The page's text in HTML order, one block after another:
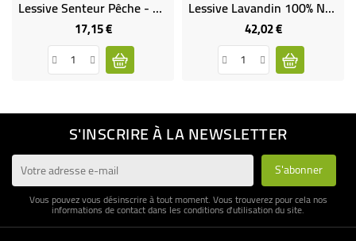
Lessive Senteur Pêche - 2 L
17,15 €Prix
Lessive Lavandin 100% Naturelle - 5 L
42,02 €Prix
S'INSCRIRE À LA NEWSLETTER
Vous pouvez vous désinscrire à tout moment. Vous trouverez pour cela nos
informations de contact dans les conditions d'utilisation du site.